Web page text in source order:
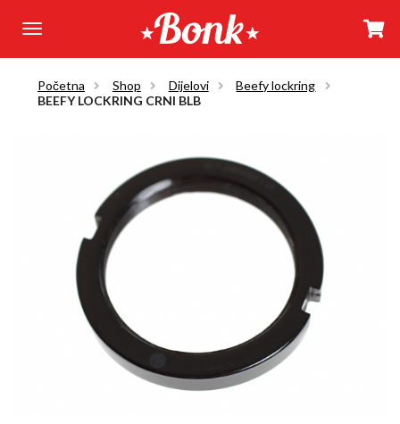
Početna Shop Dijelovi
Beefy lockring
BEEFY LOCKRING CRNI BLB